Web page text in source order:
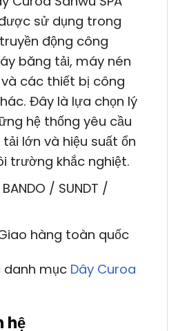
sử dụng trong
động công
băng tải, máy nén
các thiết bị công
Đây là lựa chọn lý
hệ thống yêu cầu
lớn và hiệu suất ổn
trường khắc nghiệt.
BANDO / SUNDT /
hàng toàn quốc
danh mục Dây Curoa
hệ